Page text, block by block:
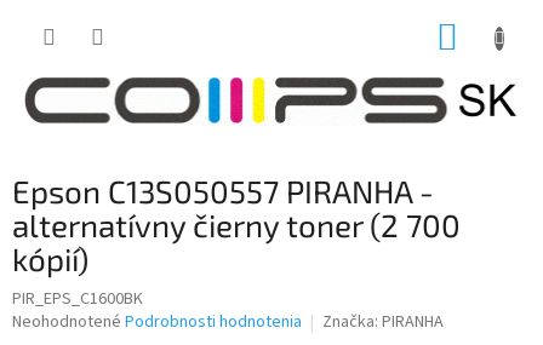
Epson C13S050557 PIRANHA -
alternatívny čierny toner (2 700
kópií)
PIR_EPS_C1600BK
Priemerné
Neohodnotené Podrobnosti hodnotenia Značka: PIRANHA